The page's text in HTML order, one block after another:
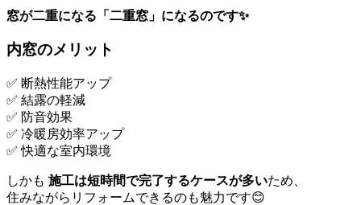
窓が二重になる「二重窓」になるのです✨
内窓のメリット
✅ 断熱性能アップ
✅ 結露の軽減
✅ 防音効果
✅ 冷暖房効率アップ
✅ 快適な室内環境
しかも 施工は短時間で完了するケースが多いため、
住みながらリフォームできるのも魅力です😊